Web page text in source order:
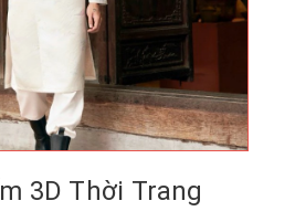
3D Thời Trang